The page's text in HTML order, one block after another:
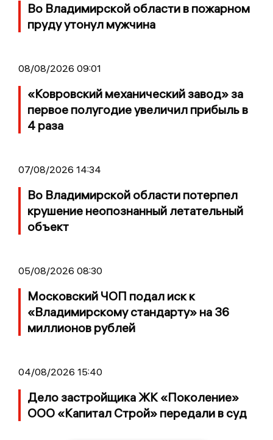
Во Владимирской области в пожарном
пруду утонул мужчина
08/08/2026 09:01
«Ковровский механический завод» за
первое полугодие увеличил прибыль в
4 раза
07/08/2026 14:34
Во Владимирской области потерпел
крушение неопознанный летательный
объект
05/08/2026 08:30
Московский ЧОП подал иск к
«Владимирскому стандарту» на 36
миллионов рублей
04/08/2026 15:40
Дело застройщика ЖК «Поколение»
ООО «Капитал Строй» передали в суд